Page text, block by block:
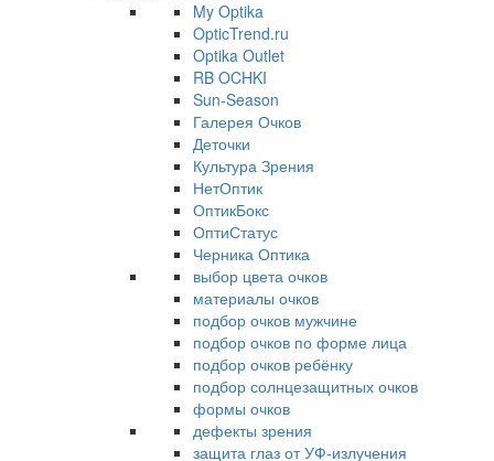
My Optika
OpticTrend.ru
Optika Outlet
RB OCHKI
Sun-Season
Галерея Очков
Деточки
Культура Зрения
НетОптик
ОптикБокс
ОптиСтатус
Черника Оптика
выбор цвета очков
материалы очков
подбор очков мужчине
подбор очков по форме лица
подбор очков ребёнку
подбор солнцезащитных очков
формы очков
дефекты зрения
защита глаз от УФ-излучения